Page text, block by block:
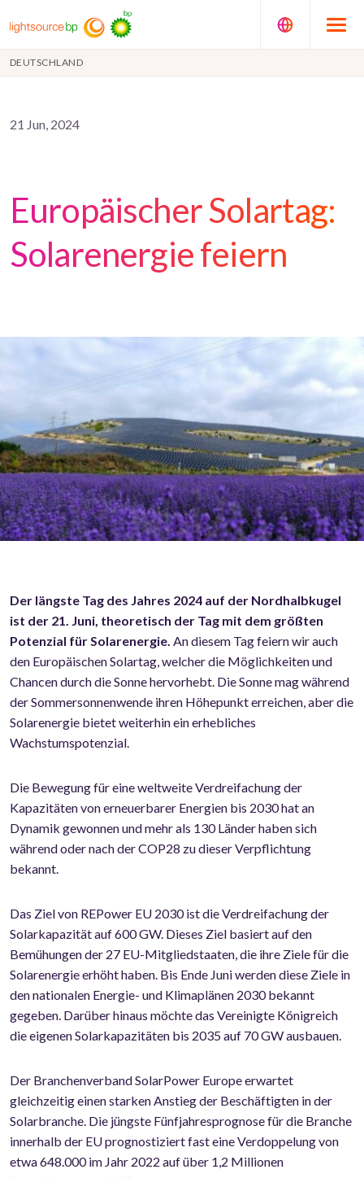
DEUTSCHLAND
21 Jun, 2024
Europäischer Solartag:
Solarenergie feiern
Der längste Tag des Jahres 2024 auf der Nordhalbkugel
ist der 21. Juni, theoretisch der Tag mit dem größten
Potenzial für Solarenergie. An diesem Tag feiern wir auch
den Europäischen Solartag, welcher die Möglichkeiten und
Chancen durch die Sonne hervorhebt. Die Sonne mag während
der Sommersonnenwende ihren Höhepunkt erreichen, aber die
Solarenergie bietet weiterhin ein erhebliches
Wachstumspotenzial.
Die Bewegung für eine weltweite Verdreifachung der
Kapazitäten von erneuerbarer Energien bis 2030 hat an
Dynamik gewonnen und mehr als 130 Länder haben sich
während oder nach der COP28 zu dieser Verpflichtung
bekannt.
Das Ziel von REPower EU 2030 ist die Verdreifachung der
Solarkapazität auf 600 GW. Dieses Ziel basiert auf den
Bemühungen der 27 EU-Mitgliedstaaten, die ihre Ziele für die
Solarenergie erhöht haben. Bis Ende Juni werden diese Ziele in
den nationalen Energie- und Klimaplänen 2030 bekannt
gegeben. Darüber hinaus möchte das Vereinigte Königreich
die eigenen Solarkapazitäten bis 2035 auf 70 GW ausbauen.
Der Branchenverband SolarPower Europe erwartet
gleichzeitig einen starken Anstieg der Beschäftigten in der
Solarbranche. Die jüngste Fünfjahresprognose für die Branche
innerhalb der EU prognostiziert fast eine Verdoppelung von
etwa 648.000 im Jahr 2022 auf über 1,2 Millionen